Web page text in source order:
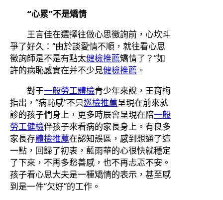
“心累”不是矯情
王言佳在選擇往做心思徵詢前，心坎斗
爭了好久：“由於談愛情不順，就往看心思
徵詢師是不是有點太健檢推薦矯情了？”如
許的病恥感實在并不少見健檢推薦 。
對于一般勞工體檢青少年來說，王育梅
指出，“病恥感”不只巡檢推薦呈現在前來就
診的孩子們身上，更多時辰會呈現在陪一般
勞工健檢伴孩子來看病的家長身上。有良多
家長存體檢推薦在認知誤區，感到想通了這
一點，回歸了初衷，藍雨華的心很快就穩定
了下來，不再多愁善感，也不再忐忑不安。
孩子看心思大夫是一種矯情的表示，甚至感
到是一件“欠好”的工作。